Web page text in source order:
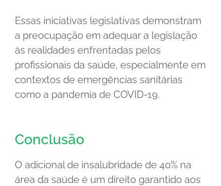
Essas iniciativas legislativas demonstram
a preocupação em adequar a legislação
às realidades enfrentadas pelos
profissionais da saúde, especialmente em
contextos de emergências sanitárias
como a pandemia de COVID-19.
Conclusão
O adicional de insalubridade de 40% na
área da saúde é um direito garantido aos